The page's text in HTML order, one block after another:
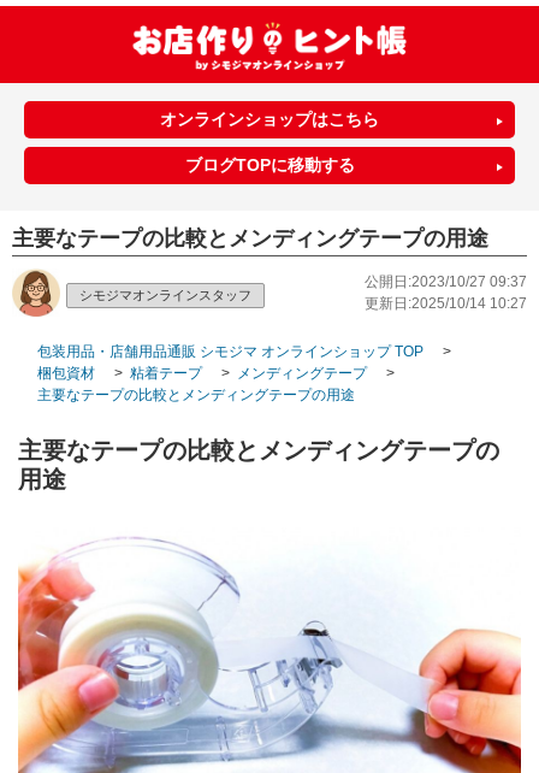
オンラインショップはこちら
ブログTOPに移動する
主要なテープの比較とメンディングテープの用途
シモジマオンラインスタッフ
公開日:2023/10/27 09:37
更新日:2025/10/14 10:27
包装用品・店舗用品通販 シモジマ オンラインショップ TOP
>
梱包資材
> 粘着テープ > メンディングテープ
>
主要なテープの比較とメンディングテープの用途
主要なテープの比較とメンディングテープの
用途